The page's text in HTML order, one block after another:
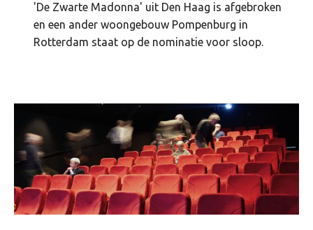
'De Zwarte Madonna' uit Den Haag is afgebroken
en een ander woongebouw Pompenburg in
Rotterdam staat op de nominatie voor sloop.